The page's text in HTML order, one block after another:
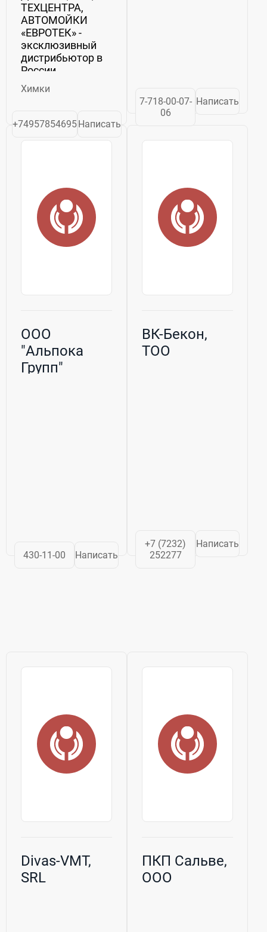
ТЕХЦЕНТРА,
АВТОМОЙКИ
«ЕВРОТЕК» -
эксклюзивный
дистрибьютор в
России
немецкого
концерна «Otto
ведущего
разработчика и
мойки под
марками «Christ»
и «SVG...
Химки
+74957854695 Написать
7-718-00-07-
06
Написать
OOO
"Альпока
Групп"
430-11-00 Написать
ВК-Бекон,
ТОО
+7 (7232)
252277
Написать
Divas-VMT,
SRL
ПКП Сальве,
ООО